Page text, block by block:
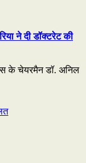
ने दी डॉक्टरेट की
के चेयरमैन डॉ. अनिल